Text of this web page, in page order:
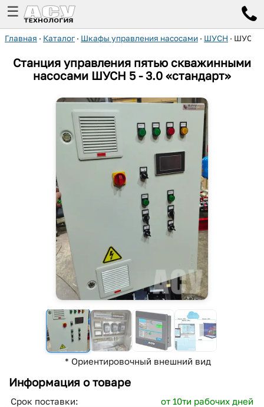
☰
Главная · Каталог · Шкафы управления насосами · ШУСН · ШУСН 5
Станция управления пятью скважинными
насосами ШУСН 5 - 3.0 «стандарт»
* Ориентировочный внешний вид
Информация о товаре
Срок поставки:
от 10ти рабочих дней